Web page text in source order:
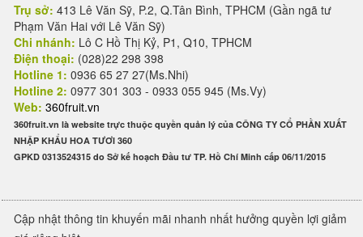
Trụ sở: 413 Lê Văn Sỹ, P.2, Q.Tân Bình, TPHCM (Gần ngã tư
Phạm Văn Hai với Lê Văn Sỹ)
Chi nhánh: Lô C Hồ Thị Kỷ, P1, Q10, TPHCM
Điện thoại: (028)22 298 398
Hotline 1: 0936 65 27 27(Ms.Nhi)
Hotline 2: 0977 301 303 - 0933 055 945 (Ms.Vy)
Web: 360fruit.vn
360fruit.vn là website trực thuộc quyền quản lý của CÔNG TY CỔ PHẦN XUẤT
NHẬP KHẨU HOA TƯƠI 360
GPKD 0313524315 do Sở kế hoạch Đầu tư TP. Hồ Chí Minh cấp 06/11/2015
Cập nhật thông tin khuyến mãi nhanh nhất hưởng quyền lợi giảm